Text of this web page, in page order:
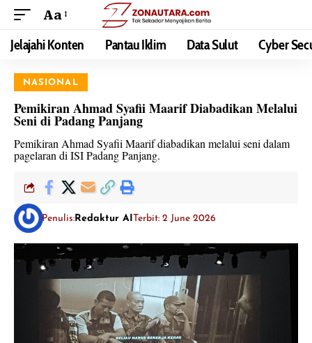
Aa
Jelajahi Konten Pantau Iklim Data Sulut Cyber
NASIONAL
Pemikiran Ahmad Syafii Maarif Diabadikan Melalui
Seni di Padang Panjang
Pemikiran Ahmad Syafii Maarif diabadikan melalui seni dalam
pagelaran di ISI Padang Panjang.
Penulis: Redaktur AITerbit: 2 June 2026